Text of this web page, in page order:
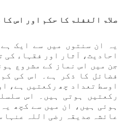
صلاۃ الغفلۃ کا حکم اور اس کا
یہ ان سنتوں میں سے ایک
احادیث، آثار اور فقہاء کی
جن میں اس نماز کے مشروع
فضائل کا ذکر ہے۔ اس کی
اوسط تعداد چھ رکعتیں ہے،
رکعتیں ہوتی ہیں۔ اس
ہوئی ہیں، ان میں سے کچھ
عائشہ صدیقہ رضی اللہ عنہا